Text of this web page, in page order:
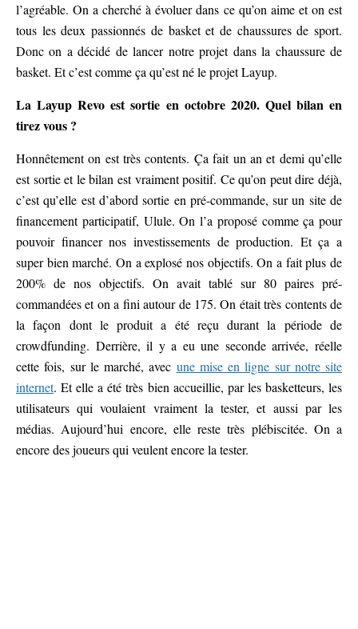
l’agréable. On a cherché à évoluer dans ce qu’on aime et on est
tous les deux passionnés de basket et de chaussures de sport.
Donc on a décidé de lancer notre projet dans la chaussure de
basket. Et c’est comme ça qu’est né le projet Layup.
La Layup Revo est sortie en octobre 2020. Quel bilan en
tirez vous ?
Honnêtement on est très contents. Ça fait un an et demi qu’elle
est sortie et le bilan est vraiment positif. Ce qu’on peut dire déjà,
c’est qu’elle est d’abord sortie en pré-commande, sur un site de
financement participatif, Ulule. On l’a proposé comme ça pour
pouvoir financer nos investissements de production. Et ça a
super bien marché. On a explosé nos objectifs. On a fait plus de
200% de nos objectifs. On avait tablé sur 80 paires pré-
commandées et on a fini autour de 175. On était très contents de
la façon dont le produit a été reçu durant la période de
crowdfunding. Derrière, il y a eu une seconde arrivée, réelle
cette fois, sur le marché, avec une mise en ligne sur notre site
internet. Et elle a été très bien accueillie, par les basketteurs, les
utilisateurs qui voulaient vraiment la tester, et aussi par les
médias. Aujourd’hui encore, elle reste très plébiscitée. On a
encore des joueurs qui veulent encore la tester.